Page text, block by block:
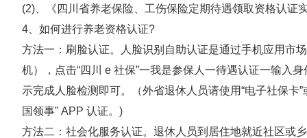
(2)、《四川省养老保险、工伤保险定期待遇领取资格认证
4、如何进行养老资格认证?
方法一：刷脸认证。人脸识别自助认证是通过手机应用市
机），点击“四川 e 社保”一我是参保人一待遇认证一输入
示完成人脸检测即可。（外省退休人员请使用“电子社保卡
国领事” APP 认证。)
方法二：社会化服务认证。退休人员到居住地就近社区或